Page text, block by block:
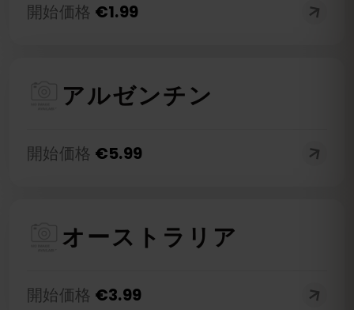
開始価格 €1.99
アルゼンチン
開始価格 €5.99
オーストラリア
開始価格 €3.99